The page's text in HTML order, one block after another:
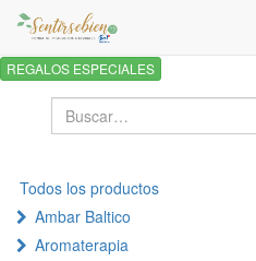
REGALOS ESPECIALES
Todos los productos
Ambar Baltico
Aromaterapia